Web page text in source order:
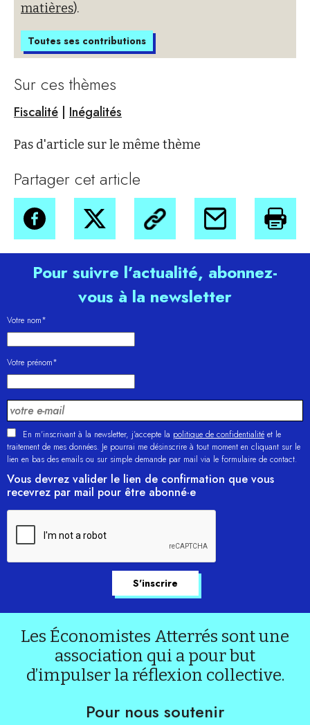
matières).
Toutes ses contributions
Sur ces thèmes
Fiscalité | Inégalités
Pas d'article sur le même thème
Partager cet article
Pour suivre l’actualité, abonnez-
vous à la newsletter
Votre nom*
Votre prénom*
En m'inscrivant à la newsletter, j’accepte la politique de confidentialité et le
traitement de mes données. Je pourrai me désinscrire à tout moment en cliquant sur le
lien en bas des emails ou sur simple demande par mail via le formulaire de contact.
Vous devrez valider le lien de confirmation que vous
recevrez par mail pour être abonné·e
Les Économistes Atterrés sont une
association qui a pour but
d’impulser la réflexion collective.
Pour nous soutenir